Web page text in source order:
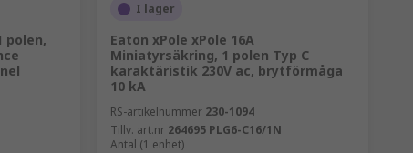
polen,
I lager
Eaton xPole xPole 16A
Miniatyrsäkring, 1 polen Typ C
karaktäristik 230V ac, brytförmåga
10 kA
RS-artikelnummer 230-1094
Tillv. art.nr 264695 PLG6-C16/1N
Antal (1 enhet)